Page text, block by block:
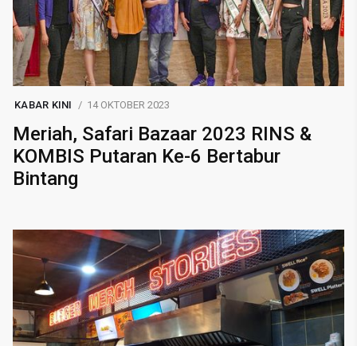
KABAR KINI 14 OKTOBER 2023
Meriah, Safari Bazaar 2023 RINS &
KOMBIS Putaran Ke-6 Bertabur
Bintang